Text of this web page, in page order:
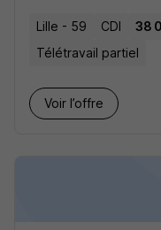
Lille - 59 CDI
38
Télétravail partiel
Voir l’offre